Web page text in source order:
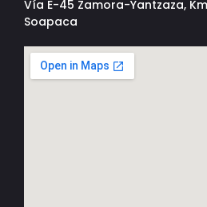
Vía E-45 Zamora-Yantzaza,
Soapaca